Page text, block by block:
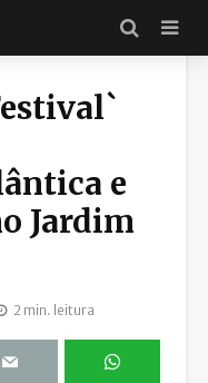
e
Jardim
2 min. leitura